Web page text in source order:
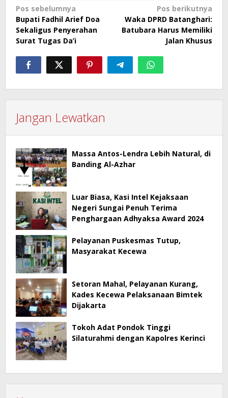
Navigasi
pos
Pos sebelumnya
Bupati Fadhil Arief Doa
Sekaligus Penyerahan
Surat Tugas Da’i
Pos berikutnya
Waka DPRD Batanghari:
Batubara Harus Memiliki
Jalan Khusus
Jangan Lewatkan
Massa Antos-Lendra Lebih Natural, di
Banding Al-Azhar
Luar Biasa, Kasi Intel Kejaksaan
Negeri Sungai Penuh Terima
Penghargaan Adhyaksa Award 2024
Pelayanan Puskesmas Tutup,
Masyarakat Kecewa
Setoran Mahal, Pelayanan Kurang,
Kades Kecewa Pelaksanaan Bimtek
Dijakarta
Tokoh Adat Pondok Tinggi
Silaturahmi dengan Kapolres Kerinci